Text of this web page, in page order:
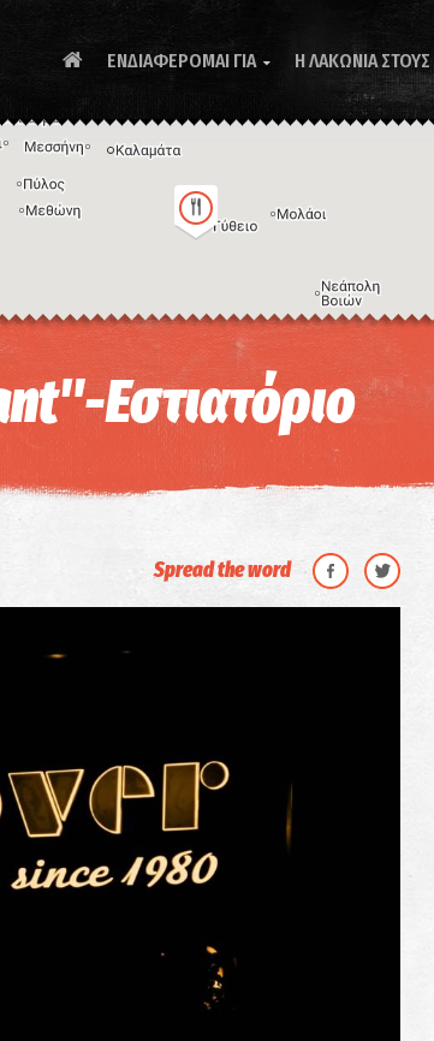
ΕΝΔΙΑΦΕΡΟΜΑΙ ΓΙΑ  Η ΛΑΚΩΝΙΑ
Εστιατόριο
Spread the word